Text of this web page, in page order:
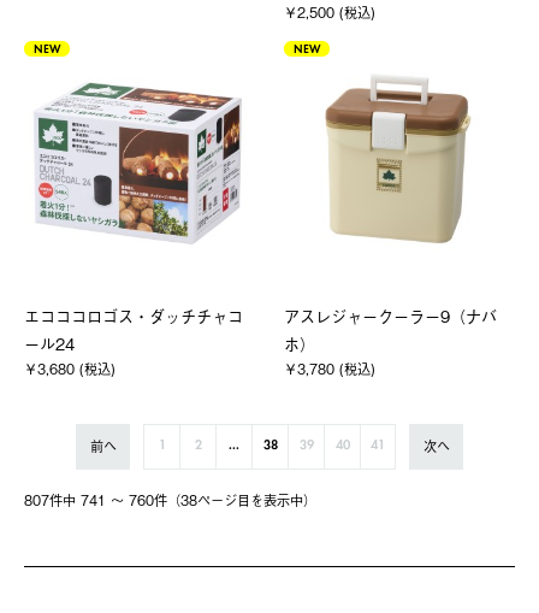
￥2,500 (税込)
NEW
エコココロゴス・ダッチチャコ
ール24
￥3,680 (税込)
NEW
アスレジャークーラー9（ナバ
ホ）
￥3,780 (税込)
807件中 741 〜 760件（38ページ⽬を表⽰中）
前へ 1 2 ... 38 39 40 41 次へ